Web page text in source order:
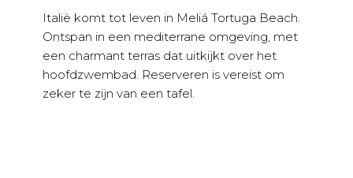
Italië komt tot leven in Meliá Tortuga Beach.
Ontspan in een mediterrane omgeving, met
een charmant terras dat uitkijkt over het
hoofdzwembad. Reserveren is vereist om
zeker te zijn van een tafel.